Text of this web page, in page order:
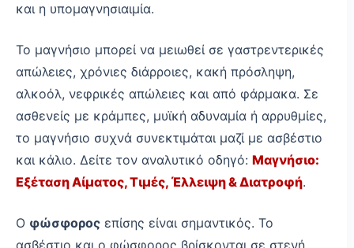
και η υπομαγνησιαιμία.
Το μαγνήσιο μπορεί να μειωθεί σε γαστρεντερικές
απώλειες, χρόνιες διάρροιες, κακή πρόσληψη,
αλκοόλ, νεφρικές απώλειες και από φάρμακα. Σε
ασθενείς με κράμπες, μυϊκή αδυναμία ή αρρυθμίες,
το μαγνήσιο συχνά συνεκτιμάται μαζί με ασβέστιο
και κάλιο. Δείτε τον αναλυτικό οδηγό: Μαγνήσιο:
Εξέταση Αίματος, Τιμές, Έλλειψη & Διατροφή.
Ο φώσφορος επίσης είναι σημαντικός. Το